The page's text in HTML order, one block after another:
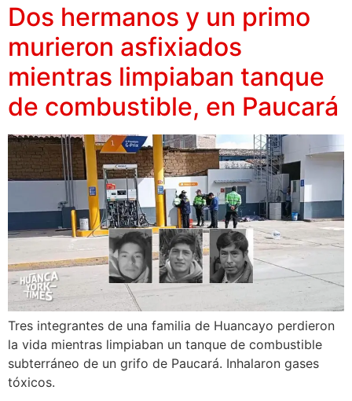
Dos hermanos y un primo
murieron asfixiados
mientras limpiaban tanque
de combustible, en Paucará
Tres integrantes de una familia de Huancayo perdieron
la vida mientras limpiaban un tanque de combustible
subterráneo de un grifo de Paucará. Inhalaron gases
tóxicos.